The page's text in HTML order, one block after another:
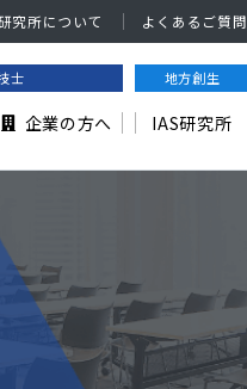
究所について よくあるご質問
士
企業の方へ
地方創生
IAS研究所